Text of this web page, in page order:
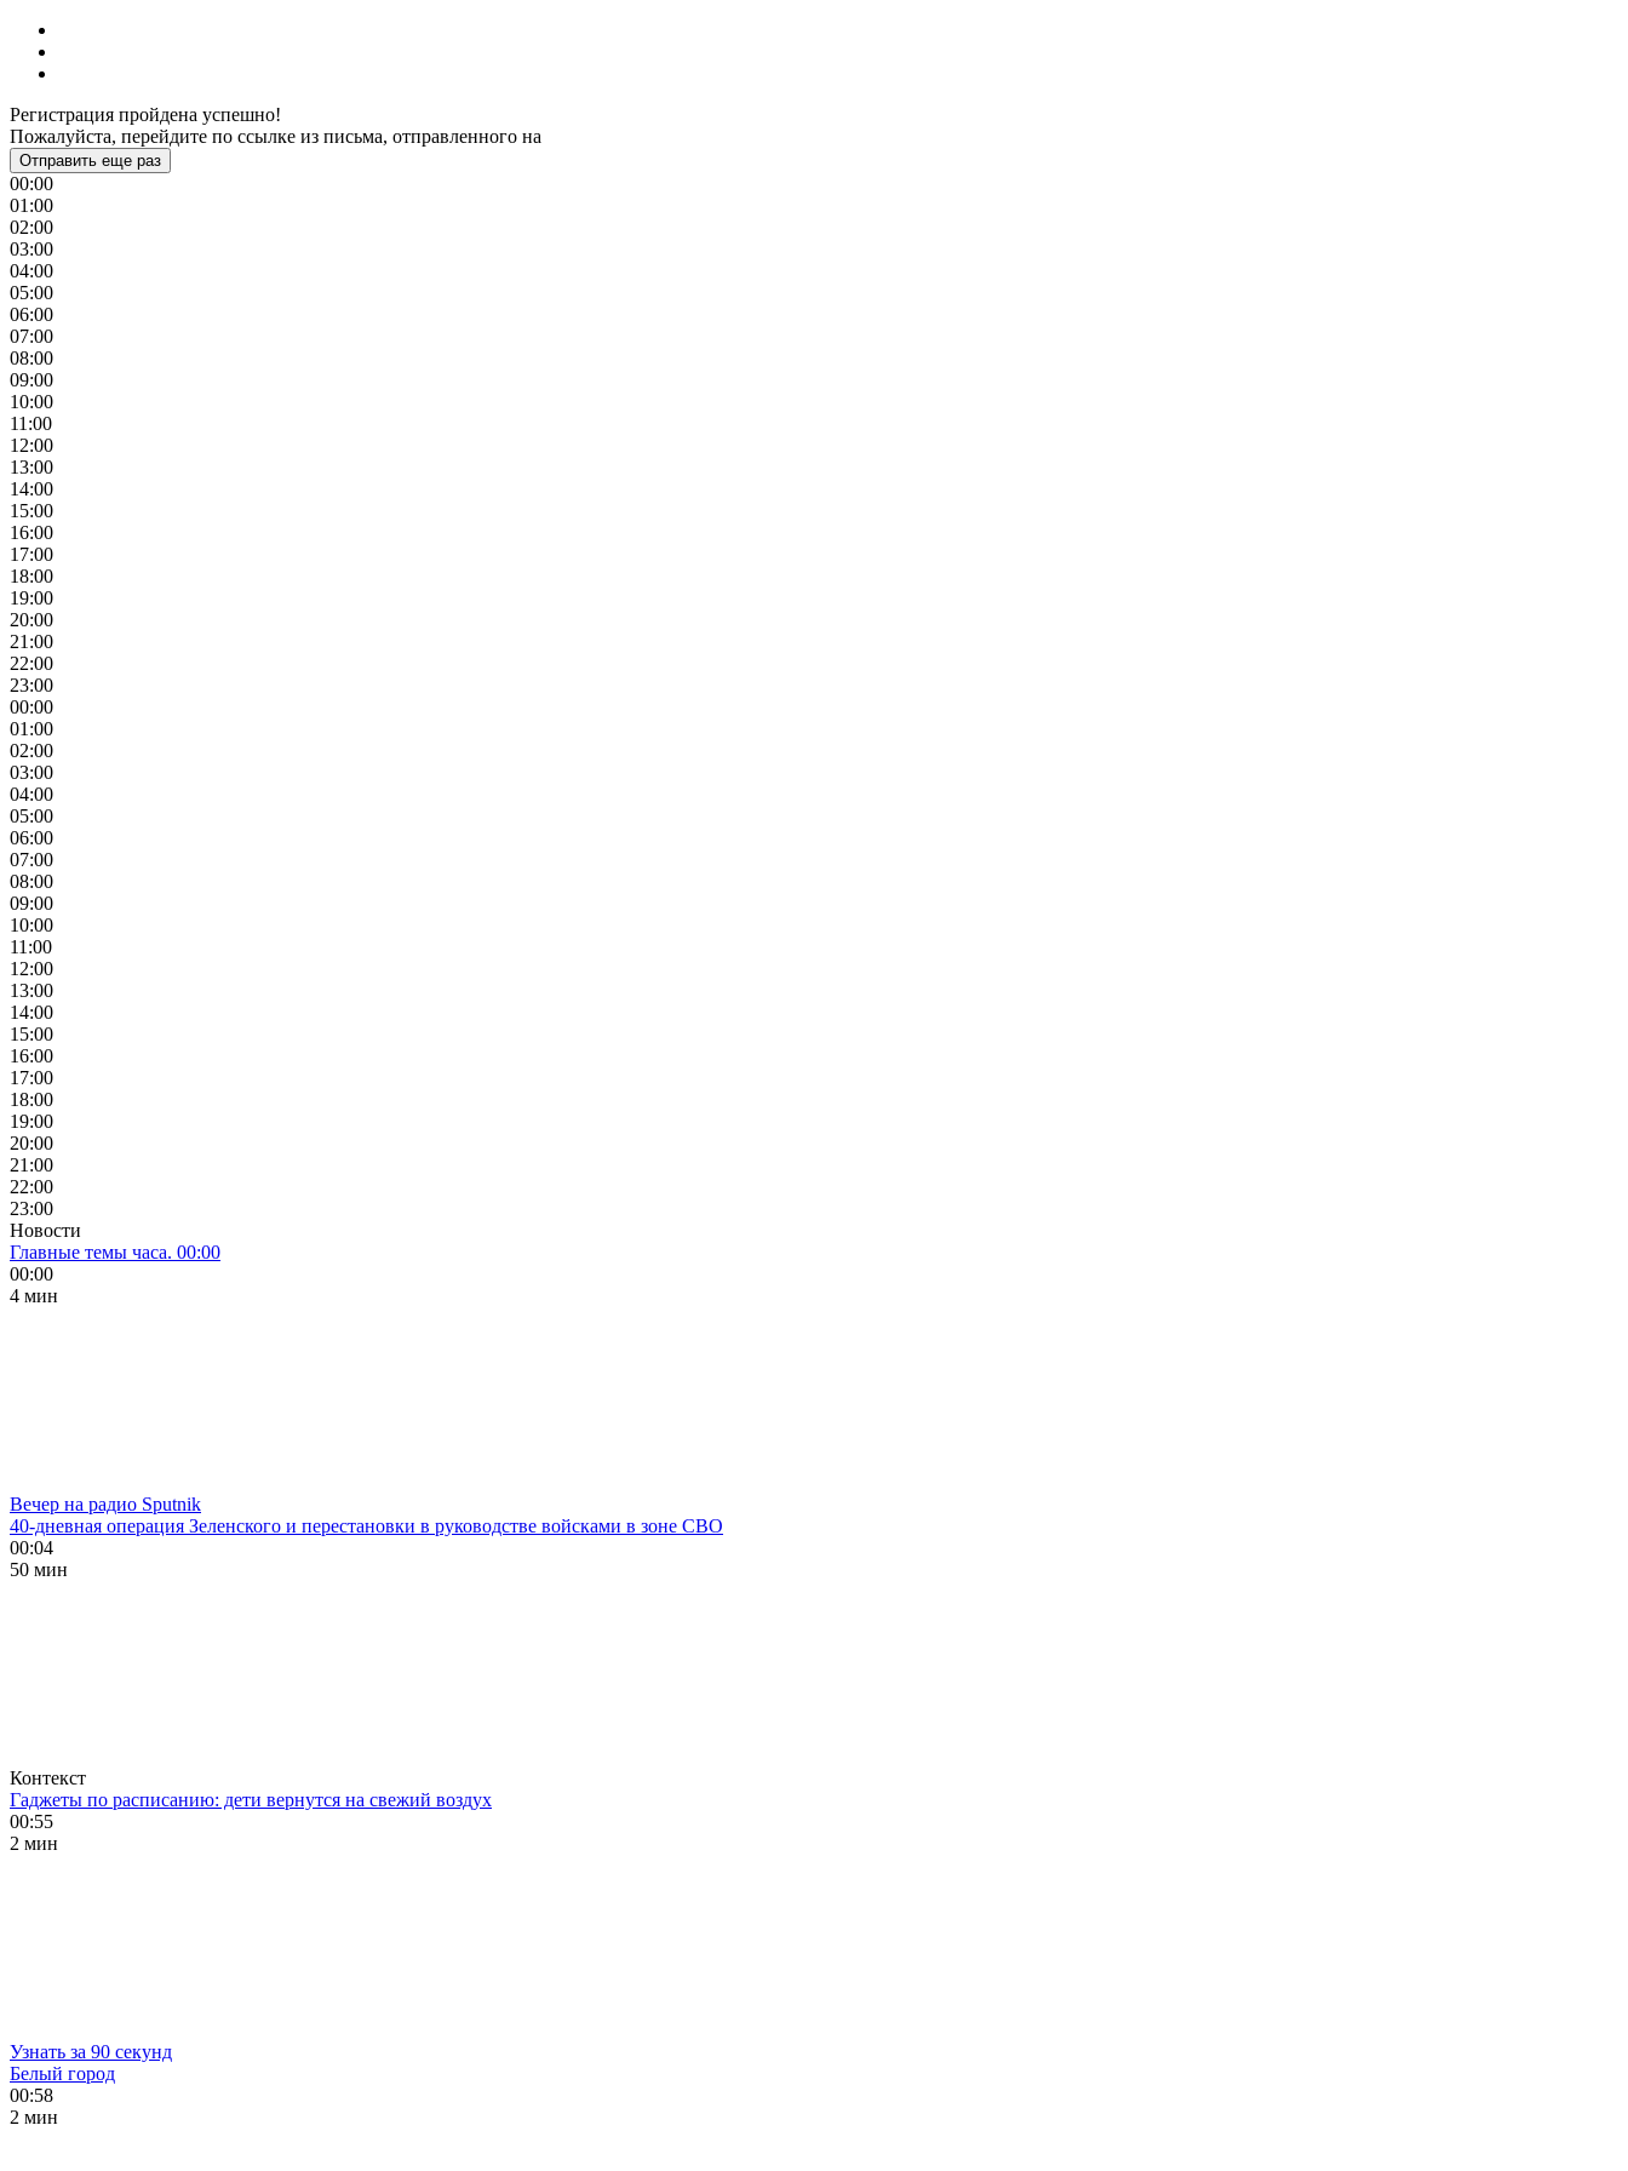
Регистрация пройдена успешно!
Пожалуйста, перейдите по ссылке из письма, отправленного на
Отправить еще раз
00:00
01:00
02:00
03:00
04:00
05:00
06:00
07:00
08:00
09:00
10:00
11:00
12:00
13:00
14:00
15:00
16:00
17:00
18:00
19:00
20:00
21:00
22:00
23:00
00:00
01:00
02:00
03:00
04:00
05:00
06:00
07:00
08:00
09:00
10:00
11:00
12:00
13:00
14:00
15:00
16:00
17:00
18:00
19:00
20:00
21:00
22:00
23:00
Новости
Главные темы часа. 00:00
00:00
4 мин
Вечер на радио Sputnik
40-дневная операция Зеленского и перестановки в руководстве войсками в зоне СВО
00:04
50 мин
Контекст
Гаджеты по расписанию: дети вернутся на свежий воздух
00:55
2 мин
Узнать за 90 секунд
Белый город
00:58
2 мин